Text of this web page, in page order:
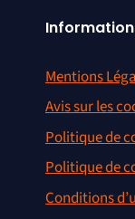
Mentions
Avis sur les
Politique de
Politique de
Conditions